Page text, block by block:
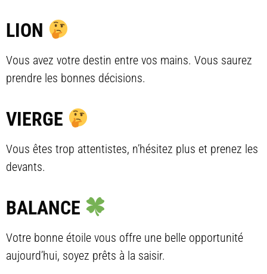
LION
Vous avez votre destin entre vos mains. Vous saurez
prendre les bonnes décisions.
VIERGE
Vous êtes trop attentistes, n’hésitez plus et prenez les
devants.
BALANCE
Votre bonne étoile vous offre une belle opportunité
aujourd’hui, soyez prêts à la saisir.